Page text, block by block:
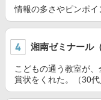
情報の多さやピンポイ
湘南ゼミナール
こどもの通う教室が
賞状をくれた。（30代